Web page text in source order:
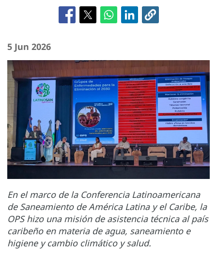
5 Jun 2026
En el marco de la Conferencia Latinoamericana
de Saneamiento de América Latina y el Caribe, la
OPS hizo una misión de asistencia técnica al país
caribeño en materia de agua, saneamiento e
higiene y cambio climático y salud.